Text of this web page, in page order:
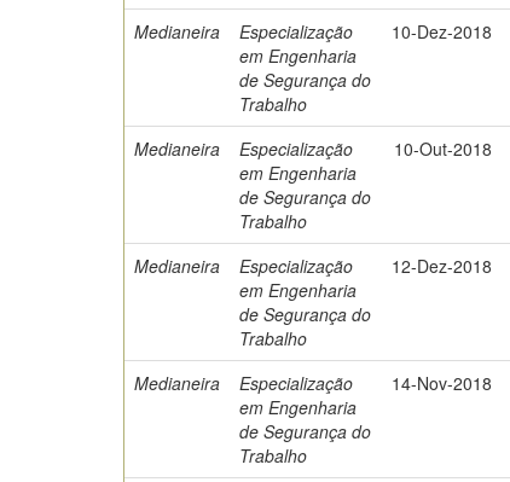
Medianeira
Especialização
em Engenharia
de Segurança do
Trabalho
10-Dez-2018
Medianeira
Especialização
em Engenharia
de Segurança do
Trabalho
10-Out-2018
Medianeira
Especialização
em Engenharia
de Segurança do
Trabalho
12-Dez-2018
Medianeira
Especialização
em Engenharia
de Segurança do
Trabalho
14-Nov-2018